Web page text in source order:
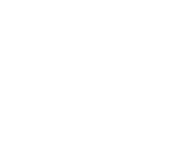
Evento Santa Catarina
Empresa Rio Grande do Sul
para Empresas Minas Gerais
para Eventos Rio de Janeiro
para Empresas Rio Grande do Sul